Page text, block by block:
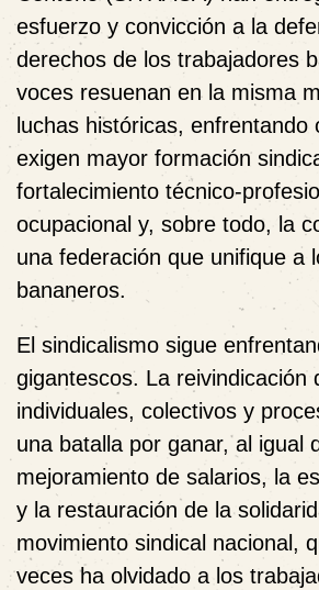
esfuerzo y convicción a la
derechos de los trabajadores
voces resuenan en la misma
luchas históricas, enfrentando
exigen mayor formación
fortalecimiento técnico-
ocupacional y, sobre todo, la
una federación que unifique a
bananeros.
El sindicalismo sigue
gigantescos. La reivindicación
individuales, colectivos y
una batalla por ganar, al igual
mejoramiento de salarios, la
y la restauración de la
movimiento sindical nacional,
veces ha olvidado a los